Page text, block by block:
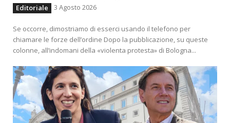
Editoriale 3 Agosto 2026
Se occorre, dimostriamo di esserci usando il telefono per
chiamare le forze dell’ordine Dopo la pubblicazione, su queste
colonne, all’indomani della «violenta protesta» di Bologna...